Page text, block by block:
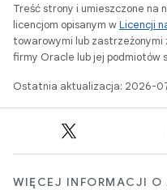
Treść strony i umieszczone na
licencjom opisanym wLicencji
towarowymi lub
firmy Oracle lub jej podmiotów
Ostatnia aktualizacja: 2026-
WIĘCEJ INFORMACJI O